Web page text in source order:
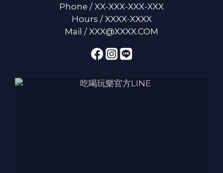
Phone / XX-XXX-XXX-XXX
Hours / XXXX-XXXX
Mail / XXX@XXXX.COM